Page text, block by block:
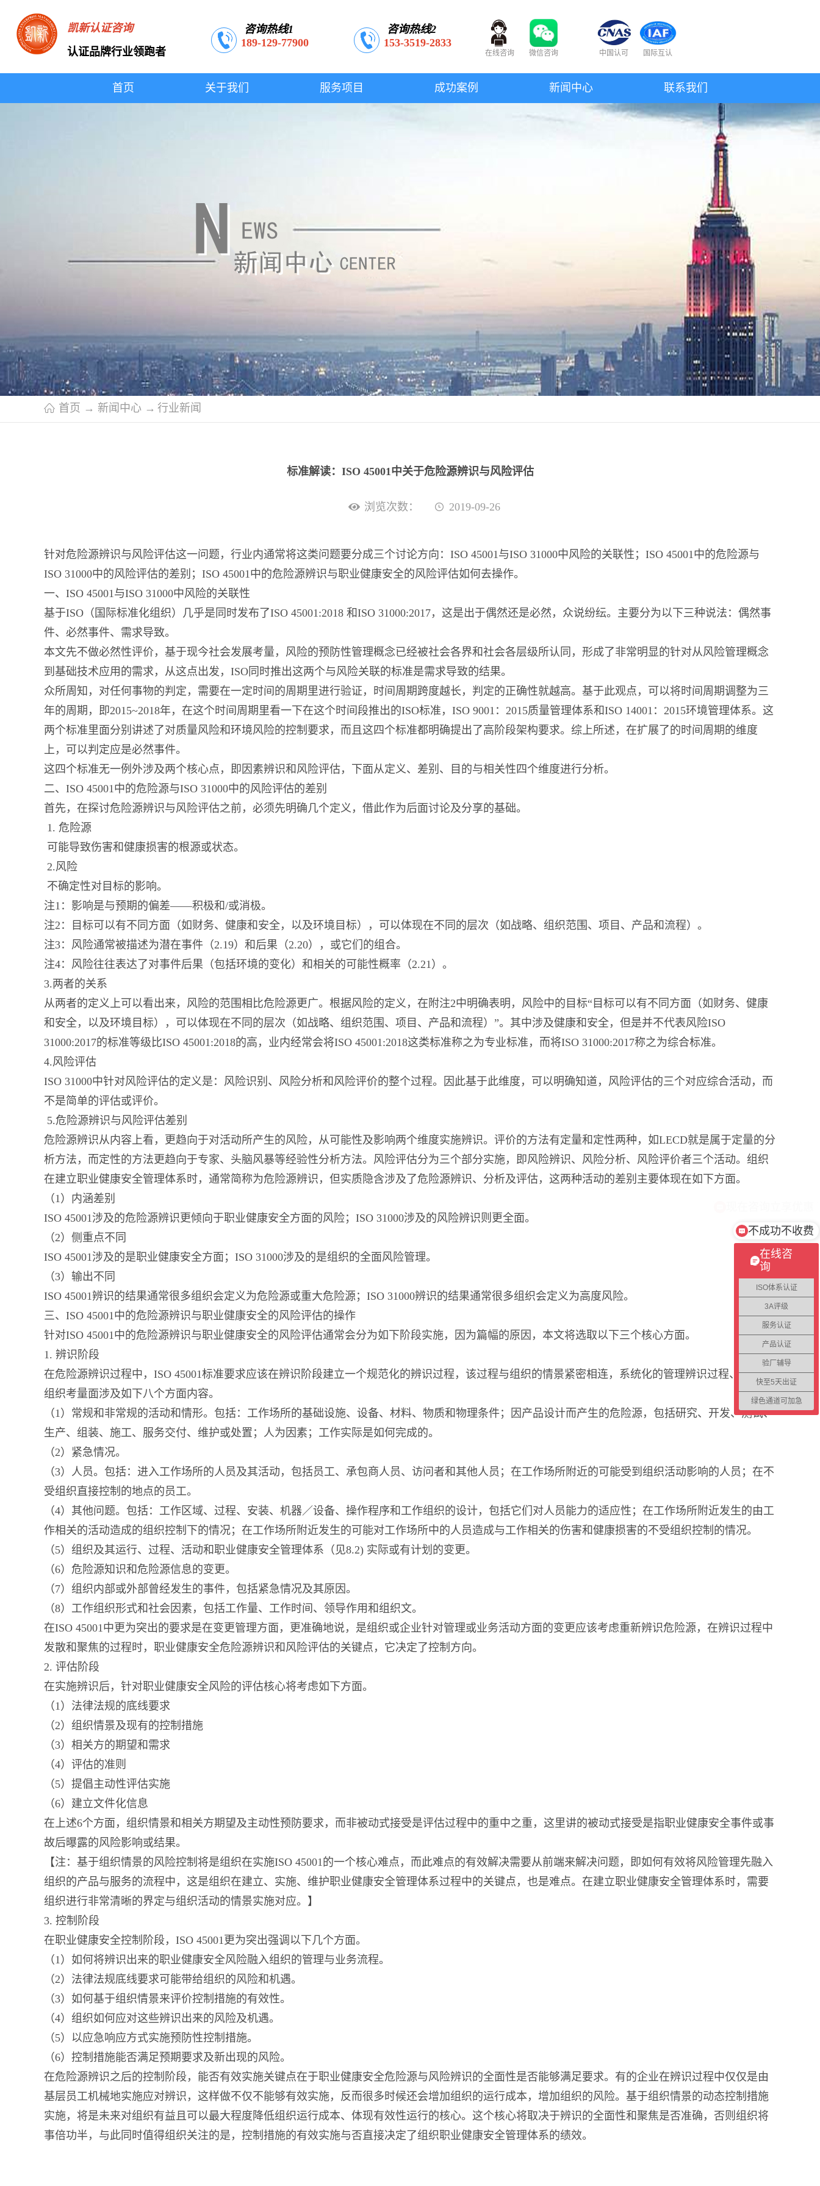
凯新认证咨询
认证品牌行业领跑者
咨询热线1
189-129-77900
咨询热线2
153-3519-2833
在线咨询 微信咨询 中国认可 国际互认
首页 关于我们 服务项目 成功案例 新闻中心 联系我们
首页 → 新闻中心 → 行业新闻
标准解读：ISO 45001中关于危险源辨识与风险评估
浏览次数： 2019-09-26
针对危险源辨识与风险评估这一问题，行业内通常将这类问题要分成三个讨论方向：ISO 45001与ISO 31000中风险的关联性；ISO 45001中的危险源与
ISO 31000中的风险评估的差别；ISO 45001中的危险源辨识与职业健康安全的风险评估如何去操作。
一、ISO 45001与ISO 31000中风险的关联性
基于ISO（国际标准化组织）几乎是同时发布了ISO 45001:2018 和ISO 31000:2017，这是出于偶然还是必然，众说纷纭。主要分为以下三种说法：偶然事
件、必然事件、需求导致。
本文先不做必然性评价，基于现今社会发展考量，风险的预防性管理概念已经被社会各界和社会各层级所认同，形成了非常明显的针对从风险管理概念
到基础技术应用的需求，从这点出发，ISO同时推出这两个与风险关联的标准是需求导致的结果。
众所周知，对任何事物的判定，需要在一定时间的周期里进行验证，时间周期跨度越长，判定的正确性就越高。基于此观点，可以将时间周期调整为三
年的周期，即2015~2018年，在这个时间周期里看一下在这个时间段推出的ISO标准，ISO 9001：2015质量管理体系和ISO 14001：2015环境管理体系。这
两个标准里面分别讲述了对质量风险和环境风险的控制要求，而且这四个标准都明确提出了高阶段架构要求。综上所述，在扩展了的时间周期的维度
上，可以判定应是必然事件。
这四个标准无一例外涉及两个核心点，即因素辨识和风险评估，下面从定义、差别、目的与相关性四个维度进行分析。
二、ISO 45001中的危险源与ISO 31000中的风险评估的差别
首先，在探讨危险源辨识与风险评估之前，必须先明确几个定义，借此作为后面讨论及分享的基础。
1. 危险源
可能导致伤害和健康损害的根源或状态。
2.风险
不确定性对目标的影响。
注1：影响是与预期的偏差——积极和/或消极。
注2：目标可以有不同方面（如财务、健康和安全，以及环境目标），可以体现在不同的层次（如战略、组织范围、项目、产品和流程）。
注3：风险通常被描述为潜在事件（2.19）和后果（2.20），或它们的组合。
注4：风险往往表达了对事件后果（包括环境的变化）和相关的可能性概率（2.21）。
3.两者的关系
从两者的定义上可以看出来，风险的范围相比危险源更广。根据风险的定义，在附注2中明确表明，风险中的目标“目标可以有不同方面（如财务、健康
和安全，以及环境目标），可以体现在不同的层次（如战略、组织范围、项目、产品和流程）”。其中涉及健康和安全，但是并不代表风险ISO
31000:2017的标准等级比ISO 45001:2018的高，业内经常会将ISO 45001:2018这类标准称之为专业标准，而将ISO 31000:2017称之为综合标准。
4.风险评估
ISO 31000中针对风险评估的定义是：风险识别、风险分析和风险评价的整个过程。因此基于此维度，可以明确知道，风险评估的三个对应综合活动，而
不是简单的评估或评价。
5.危险源辨识与风险评估差别
危险源辨识从内容上看，更趋向于对活动所产生的风险，从可能性及影响两个维度实施辨识。评价的方法有定量和定性两种，如LECD就是属于定量的分
析方法，而定性的方法更趋向于专家、头脑风暴等经验性分析方法。风险评估分为三个部分实施，即风险辨识、风险分析、风险评价者三个活动。组织
在建立职业健康安全管理体系时，通常简称为危险源辨识，但实质隐含涉及了危险源辨识、分析及评估，这两种活动的差别主要体现在如下方面。
（1）内涵差别
ISO 45001涉及的危险源辨识更倾向于职业健康安全方面的风险；ISO 31000涉及的风险辨识则更全面。
（2）侧重点不同
ISO 45001涉及的是职业健康安全方面；ISO 31000涉及的是组织的全面风险管理。
（3）输出不同
ISO 45001辨识的结果通常很多组织会定义为危险源或重大危险源；ISO 31000辨识的结果通常很多组织会定义为高度风险。
三、ISO 45001中的危险源辨识与职业健康安全的风险评估的操作
针对ISO 45001中的危险源辨识与职业健康安全的风险评估通常会分为如下阶段实施，因为篇幅的原因，本文将选取以下三个核心方面。
1. 辨识阶段
在危险源辨识过程中，ISO 45001标准要求应该在辨识阶段建立一个规范化的辨识过程，该过程与组织的情景紧密相连，系统化的管理辨识过程、方法及
组织考量面涉及如下八个方面内容。
（1）常规和非常规的活动和情形。包括：工作场所的基础设施、设备、材料、物质和物理条件；因产品设计而产生的危险源，包括研究、开发、测试、
生产、组装、施工、服务交付、维护或处置；人为因素；工作实际是如何完成的。
（2）紧急情况。
（3）人员。包括：进入工作场所的人员及其活动，包括员工、承包商人员、访问者和其他人员；在工作场所附近的可能受到组织活动影响的人员；在不
受组织直接控制的地点的员工。
（4）其他问题。包括：工作区域、过程、安装、机器／设备、操作程序和工作组织的设计，包括它们对人员能力的适应性；在工作场所附近发生的由工
作相关的活动造成的组织控制下的情况；在工作场所附近发生的可能对工作场所中的人员造成与工作相关的伤害和健康损害的不受组织控制的情况。
（5）组织及其运行、过程、活动和职业健康安全管理体系（见8.2) 实际或有计划的变更。
（6）危险源知识和危险源信息的变更。
（7）组织内部或外部曾经发生的事件，包括紧急情况及其原因。
（8）工作组织形式和社会因素，包括工作量、工作时间、领导作用和组织文。
在ISO 45001中更为突出的要求是在变更管理方面，更准确地说，是组织或企业针对管理或业务活动方面的变更应该考虑重新辨识危险源，在辨识过程中
发散和聚焦的过程时，职业健康安全危险源辨识和风险评估的关键点，它决定了控制方向。
2. 评估阶段
在实施辨识后，针对职业健康安全风险的评估核心将考虑如下方面。
（1）法律法规的底线要求
（2）组织情景及现有的控制措施
（3）相关方的期望和需求
（4）评估的准则
（5）提倡主动性评估实施
（6）建立文件化信息
在上述6个方面，组织情景和相关方期望及主动性预防要求，而非被动式接受是评估过程中的重中之重，这里讲的被动式接受是指职业健康安全事件或事
故后曝露的风险影响或结果。
【注：基于组织情景的风险控制将是组织在实施ISO 45001的一个核心难点，而此难点的有效解决需要从前端来解决问题，即如何有效将风险管理先融入
组织的产品与服务的流程中，这是组织在建立、实施、维护职业健康安全管理体系过程中的关键点，也是难点。在建立职业健康安全管理体系时，需要
组织进行非常清晰的界定与组织活动的情景实施对应。】
3. 控制阶段
在职业健康安全控制阶段，ISO 45001更为突出强调以下几个方面。
（1）如何将辨识出来的职业健康安全风险融入组织的管理与业务流程。
（2）法律法规底线要求可能带给组织的风险和机遇。
（3）如何基于组织情景来评价控制措施的有效性。
（4）组织如何应对这些辨识出来的风险及机遇。
（5）以应急响应方式实施预防性控制措施。
（6）控制措施能否满足预期要求及新出现的风险。
在危险源辨识之后的控制阶段，能否有效实施关键点在于职业健康安全危险源与风险辨识的全面性是否能够满足要求。有的企业在辨识过程中仅仅是由
基层员工机械地实施应对辨识，这样做不仅不能够有效实施，反而很多时候还会增加组织的运行成本，增加组织的风险。基于组织情景的动态控制措施
实施，将是未来对组织有益且可以最大程度降低组织运行成本、体现有效性运行的核心。这个核心将取决于辨识的全面性和聚焦是否准确，否则组织将
事倍功半，与此同时值得组织关注的是，控制措施的有效实施与否直接决定了组织职业健康安全管理体系的绩效。
在线咨
询
ISO体系认证
3A评级
服务认证
产品认证
验厂辅导
快至5天出证
绿色通道可加急
不成功不收费